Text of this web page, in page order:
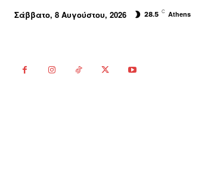
Σάββατο, 8 Αυγούστου, 2026 28.5 C Athens